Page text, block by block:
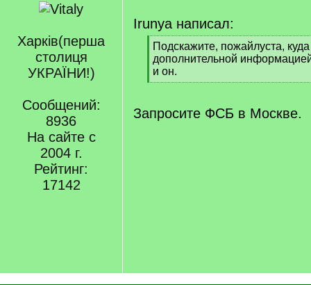
Харкiв(перша
столиця
УКРАЇНИ!)
Сообщений:
8936
На сайте с
2004 г.
Рейтинг:
17142
Irunya написал:
[
q
]
Подскажите, пожайлуста,
дополнительной
и он.
[
q
]
Запросите ФСБ в Москве.